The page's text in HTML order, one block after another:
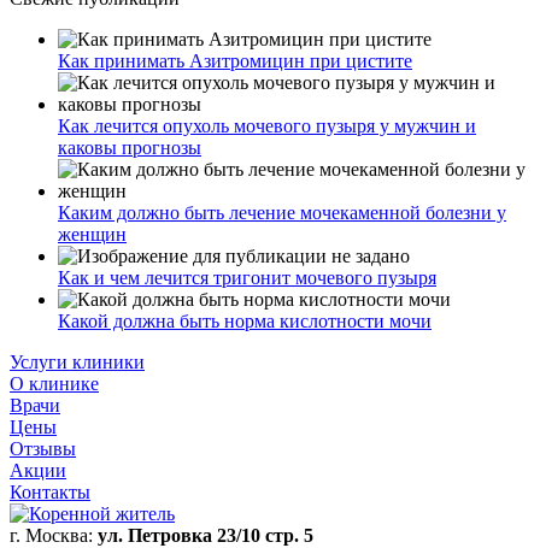
Как принимать Азитромицин при цистите
Как лечится опухоль мочевого пузыря у мужчин и
каковы прогнозы
Каким должно быть лечение мочекаменной болезни у
женщин
Как и чем лечится тригонит мочевого пузыря
Какой должна быть норма кислотности мочи
Услуги клиники
О клинике
Врачи
Цены
Отзывы
Акции
Контакты
г. Москва: ул. Петровка 23/10 стр. 5